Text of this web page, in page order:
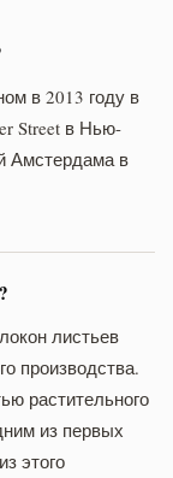
в 2013 году в
Street в Нью-
Амстердама в
листьев
производства.
растительного
из первых
этого